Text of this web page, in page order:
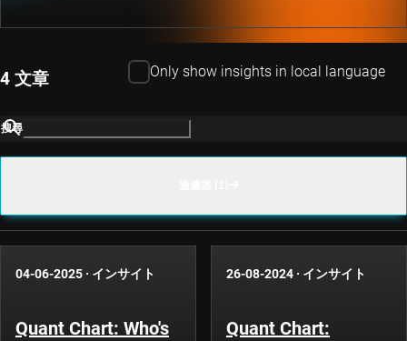
4 文章 Only show insights in local language
搜尋
04-06-2025 · インサイト
Quant Chart: Who's
26-08-2024 · インサイト
Quant Chart: